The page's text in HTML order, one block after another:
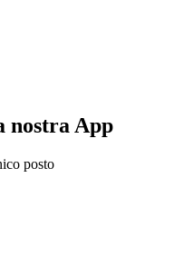
nostra App
posto